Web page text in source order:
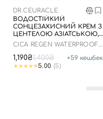
DR.CEURACLE
ВОДОСТІЙКИЙ
СОНЦЕЗАХИСНИЙ КРЕМ З
ЦЕНТЕЛОЮ АЗІАТСЬКОЮ,
100 МЛ ДО 05.09.2028
CICA REGEN WATERPROOF
1,190₴1,400₴ +59 кешбек
5.00 (5)